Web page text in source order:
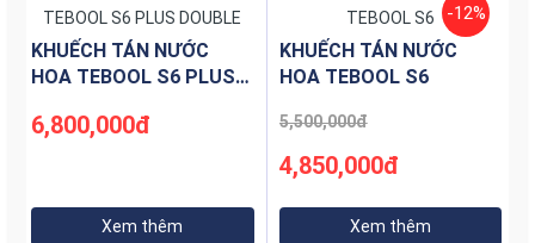
KHUẾCH TÁN NƯỚC
HOA TEBOOL S6 PLUS
6,800,000đ
Xem thêm
-12%
KHUẾCH TÁN NƯỚC
HOA TEBOOL S6
4,850,000đ
5,500,000đ
Xem thêm